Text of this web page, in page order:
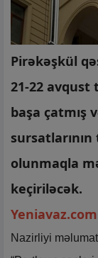
Pirǝkǝşkül
21-22
başa çatmış
olunmaqla
keçiriləcək.
Yeniavaz.com
Nazirliyi məlumat